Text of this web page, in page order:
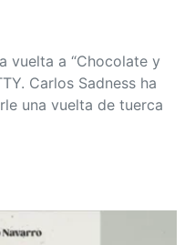
vuelta a “Chocolate y
Carlos Sadness ha
una vuelta de tuerca